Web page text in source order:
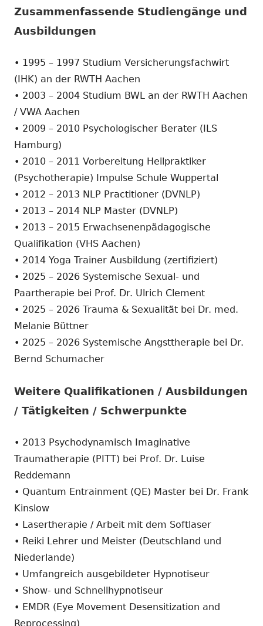
Zusammenfassende Studiengänge und
Ausbildungen
• 1995 – 1997 Studium Versicherungsfachwirt
(IHK) an der RWTH Aachen
• 2003 – 2004 Studium BWL an der RWTH Aachen
/ VWA Aachen
• 2009 – 2010 Psychologischer Berater (ILS
Hamburg)
• 2010 – 2011 Vorbereitung Heilpraktiker
(Psychotherapie) Impulse Schule Wuppertal
• 2012 – 2013 NLP Practitioner (DVNLP)
• 2013 – 2014 NLP Master (DVNLP)
• 2013 – 2015 Erwachsenenpädagogische
Qualifikation (VHS Aachen)
• 2014 Yoga Trainer Ausbildung (zertifiziert)
• 2025 – 2026 Systemische Sexual- und
Paartherapie bei Prof. Dr. Ulrich Clement
• 2025 – 2026 Trauma & Sexualität bei Dr. med.
Melanie Büttner
• 2025 – 2026 Systemische Angsttherapie bei Dr.
Bernd Schumacher
Weitere Qualifikationen / Ausbildungen
/ Tätigkeiten / Schwerpunkte
• 2013 Psychodynamisch Imaginative
Traumatherapie (PITT) bei Prof. Dr. Luise
Reddemann
• Quantum Entrainment (QE) Master bei Dr. Frank
Kinslow
• Lasertherapie / Arbeit mit dem Softlaser
• Reiki Lehrer und Meister (Deutschland und
Niederlande)
• Umfangreich ausgebildeter Hypnotiseur
• Show- und Schnellhypnotiseur
• EMDR (Eye Movement Desensitization and
Reprocessing)